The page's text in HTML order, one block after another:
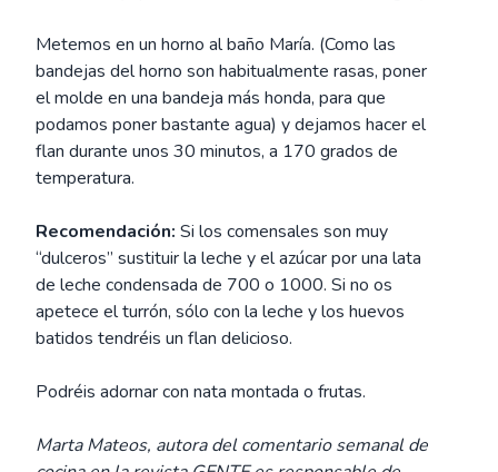
Metemos en un horno al baño María. (Como las
bandejas del horno son habitualmente rasas, poner
el molde en una bandeja más honda, para que
podamos poner bastante agua) y dejamos hacer el
flan durante unos 30 minutos, a 170 grados de
temperatura.
Recomendación: Si los comensales son muy
“dulceros” sustituir la leche y el azúcar por una lata
de leche condensada de 700 o 1000. Si no os
apetece el turrón, sólo con la leche y los huevos
batidos tendréis un flan delicioso.
Podréis adornar con nata montada o frutas.
Marta Mateos, autora del comentario semanal de